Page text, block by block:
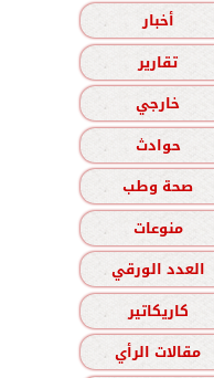
أخبار
تقارير
خارجي
حوادث
صحة وطب
منوعات
العدد الورقي
كاريكاتير
مقالات الرأي